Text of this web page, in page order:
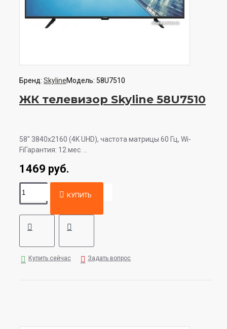
Бренд: SkylineМодель: 58U7510
ЖК телевизор Skyline 58U7510
58" 3840x2160 (4K UHD), частота матрицы 60 Гц, Wi-
FiГарантия: 12 мес. ..
1469 руб.
КУПИТЬ
Купить сейчас Задать вопрос